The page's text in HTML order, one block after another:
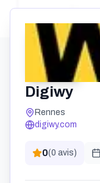
Digiwy
Rennes
digiwy.com
0(0 avis)